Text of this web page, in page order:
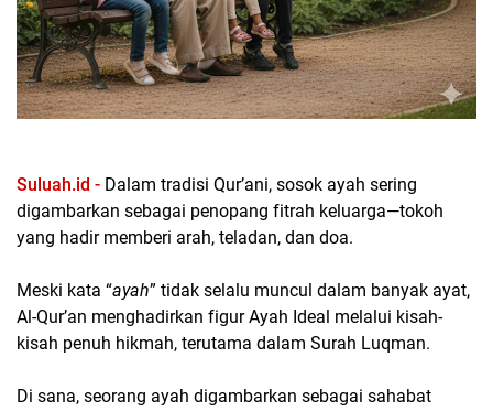
Suluah.id - Dalam tradisi Qur’ani, sosok ayah sering
digambarkan sebagai penopang fitrah keluarga—tokoh
yang hadir memberi arah, teladan, dan doa.
Meski kata “ayah” tidak selalu muncul dalam banyak ayat,
Al-Qur’an menghadirkan figur Ayah Ideal melalui kisah-
kisah penuh hikmah, terutama dalam Surah Luqman.
Di sana, seorang ayah digambarkan sebagai sahabat